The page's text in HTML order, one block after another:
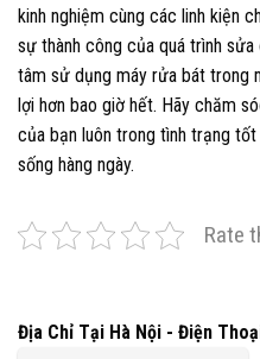
kinh nghiệm cùng các linh kiện
sự thành công của quá trình
tâm sử dụng máy rửa bát trong
lợi hơn bao giờ hết. Hãy chăm
của bạn luôn trong tình trạng
sống hàng ngày.
Rate
Địa Chỉ Tại Hà Nội - Điện